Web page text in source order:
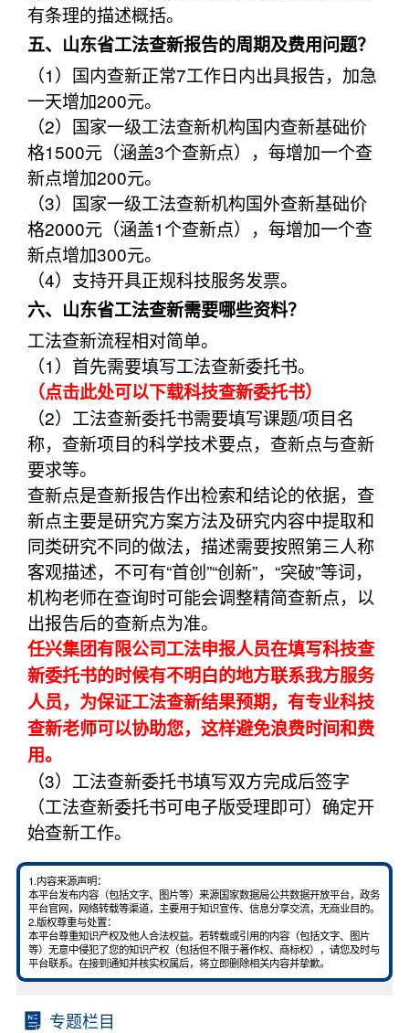
有条理的描述概括。
五、山东省工法查新报告的周期及费用问题？
（1）国内查新正常7工作日内出具报告，加急
一天增加200元。
（2）国家一级工法查新机构国内查新基础价
格1500元（涵盖3个查新点），每增加一个查
新点增加200元。
（3）国家一级工法查新机构国外查新基础价
格2000元（涵盖1个查新点），每增加一个查
新点增加300元。
（4）支持开具正规科技服务发票。
六、山东省工法查新需要哪些资料？
工法查新流程相对简单。
（1）首先需要填写工法查新委托书。
（点击此处可以下载科技查新委托书）
（2）工法查新委托书需要填写课题/项目名
称，查新项目的科学技术要点，查新点与查新
要求等。
查新点是查新报告作出检索和结论的依据，查
新点主要是研究方案方法及研究内容中提取和
同类研究不同的做法，描述需要按照第三人称
客观描述，不可有“首创”“创新”，“突破”等词，
机构老师在查询时可能会调整精简查新点，以
出报告后的查新点为准。
任兴集团有限公司工法申报人员在填写科技查
新委托书的时候有不明白的地方联系我方服务
人员，为保证工法查新结果预期，有专业科技
查新老师可以协助您，这样避免浪费时间和费
用。
（3）工法查新委托书填写双方完成后签字
（工法查新委托书可电子版受理即可）确定开
始查新工作。
1.内容来源声明：
本平台发布内容（包括文字、图片等）来源国家数据局公共数据开放平台，政务
平台官网，网络转载等渠道，主要用于知识宣传、信息分享交流，无商业目的。
2.版权尊重与处置：
本平台尊重知识产权及他人合法权益。若转载或引用的内容（包括文字、图片
等）无意中侵犯了您的知识产权（包括但不限于著作权、商标权），请您及时与
平台联系。在接到通知并核实权属后，将立即删除相关内容并挚歉。
专题栏目